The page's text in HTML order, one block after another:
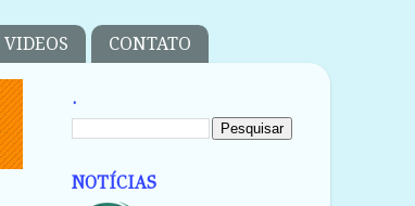
VIDEOS CONTATO
.
NOTÍCIAS